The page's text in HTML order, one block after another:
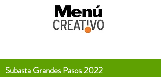
Subasta Grandes Pasos 2022